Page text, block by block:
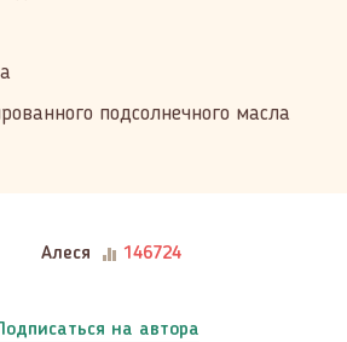
подсолнечного масла
Алеся 146724
на автора